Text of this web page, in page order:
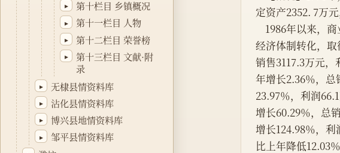
▸ 第十栏目 乡镇概况
▸ 第十一栏目 人物
▸ 第十二栏目 荣誉榜
▸
第十三栏目 文献·附
录
▸ 无棣县情资料库
▸ 沾化县情资料库
▸ 博兴县地情资料库
▸ 邹平县情资料库
定资产2352. 7万
1986年以来，
经济体制转化，
销售3117.3万元
年增长2.36％，总
23.97％，利润
增长60.29％，总
增长124.98％，利
比上年降低12.03